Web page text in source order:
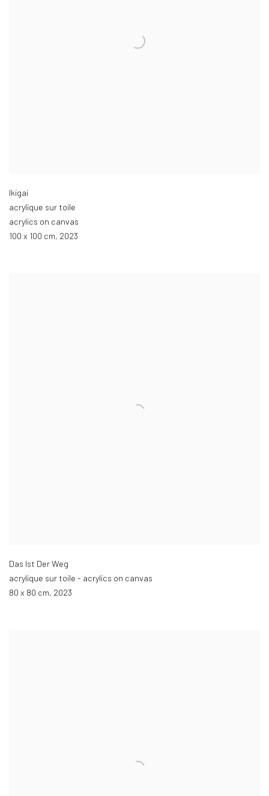
Ikigai
acrylique sur toile
acrylics on canvas
100 x 100 cm, 2023
Das Ist Der Weg
acrylique sur toile - acrylics on canvas
80 x 80 cm, 2023